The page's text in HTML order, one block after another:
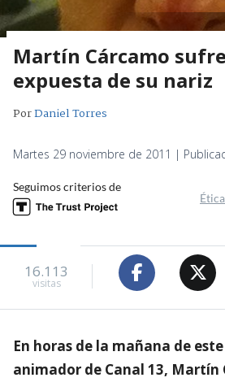
Martín Cárcamo
expuesta de su nariz
PorDaniel Torres
Martes 29 noviembre de 2011 |
Seguimos criterios de
16.113
visitas
En horas de la mañana de
animador de Canal 13, Martín